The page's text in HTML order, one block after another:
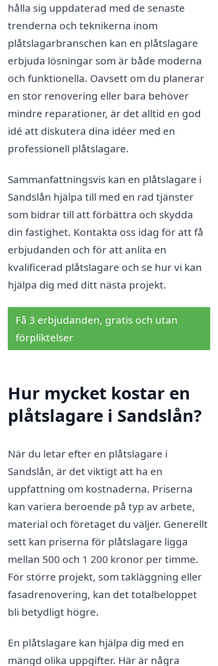
hålla sig uppdaterad med de senaste
trenderna och teknikerna inom
plåtslagarbranschen kan en plåtslagare
erbjuda lösningar som är både moderna
och funktionella. Oavsett om du planerar
en stor renovering eller bara behöver
mindre reparationer, är det alltid en god
idé att diskutera dina idéer med en
professionell plåtslagare.
Sammanfattningsvis kan en plåtslagare i
Sandslån hjälpa till med en rad tjänster
som bidrar till att förbättra och skydda
din fastighet. Kontakta oss idag för att få
erbjudanden och för att anlita en
kvalificerad plåtslagare och se hur vi kan
hjälpa dig med ditt nästa projekt.
Få 3 erbjudanden, gratis och utan
förpliktelser
Hur mycket kostar en
plåtslagare i Sandslån?
När du letar efter en plåtslagare i
Sandslån, är det viktigt att ha en
uppfattning om kostnaderna. Priserna
kan variera beroende på typ av arbete,
material och företaget du väljer. Generellt
sett kan priserna för plåtslagare ligga
mellan 500 och 1 200 kronor per timme.
För större projekt, som takläggning eller
fasadrenovering, kan det totalbeloppet
bli betydligt högre.
En plåtslagare kan hjälpa dig med en
mängd olika uppgifter. Här är några